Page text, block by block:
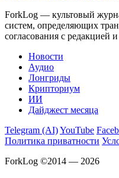
ForkLog — культовый
систем, определяющих
согласования с редакцией
Новости
Аудио
Лонгриды
Крипториум
ИИ
Дайджест месяца
Telegram (AI)YouTube
Политика приватности
ForkLog ©2014 — 2026